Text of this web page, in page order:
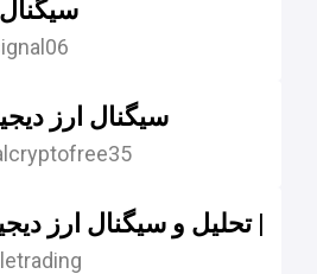
سیگنال
سیگنال ارز
| تحلیل و سیگنال ارز